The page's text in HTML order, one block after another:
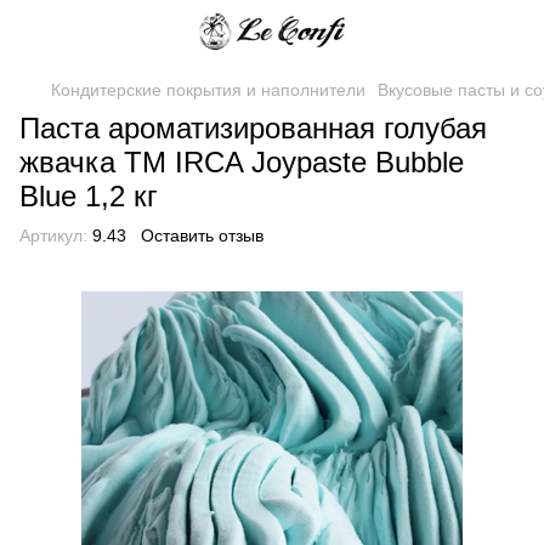
Кондитерские покрытия и наполнители Вкусовые пасты и
Паста ароматизированная голубая
жвачка TM IRCA Joypaste Bubble
Blue 1,2 кг
Артикул: 9.43 Оставить отзыв